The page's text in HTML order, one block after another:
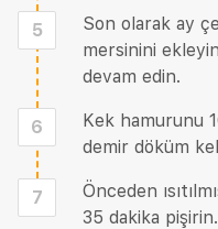
5
Son olarak ay
mersinini
devam edin.
6
Kek hamurunu
demir döküm
7
Önceden
35 dakika pişirin.